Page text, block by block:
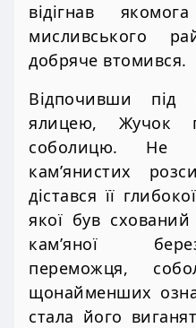
відігнав
мисливського
добряче втомився.
Відпочивши під
ялицею, Жучок
соболицю. Не
кам’янистих
дістався її
якої був схований
кам’яної
переможця,
щонайменших
стала його